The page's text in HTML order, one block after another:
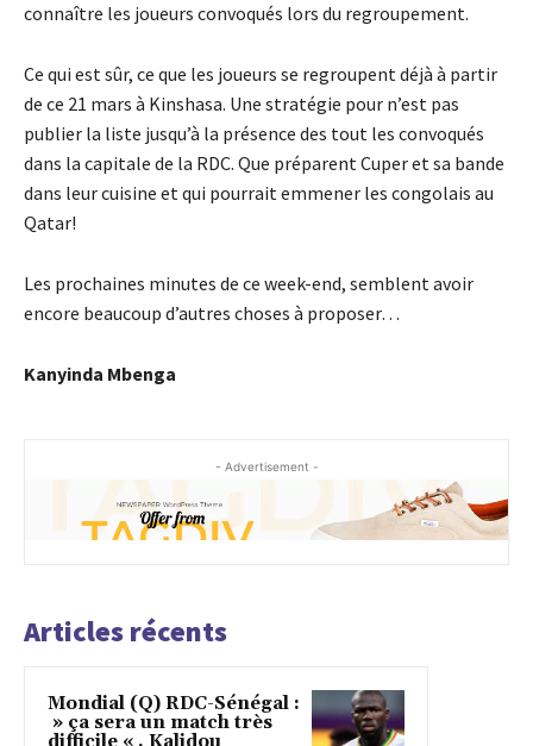
connaître les joueurs convoqués lors du regroupement.
Ce qui est sûr, ce que les joueurs se regroupent déjà à partir
de ce 21 mars à Kinshasa. Une stratégie pour n’est pas
publier la liste jusqu’à la présence des tout les convoqués
dans la capitale de la RDC. Que préparent Cuper et sa bande
dans leur cuisine et qui pourrait emmener les congolais au
Qatar!
Les prochaines minutes de ce week-end, semblent avoir
encore beaucoup d’autres choses à proposer…
Kanyinda Mbenga
- Advertisement -
Articles récents
Mondial (Q) RDC-Sénégal :
» ça sera un match très
difficile « , Kalidou